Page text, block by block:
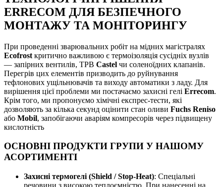
ERRECOM ДЛЯ БЕЗПЕЧНОГО
МОНТАЖУ ТА МОНІТОРИНГУ
При проведенні зварювальних робіт на мідних магістралях
Ecofrost критично важливою є термоізоляція сусідніх вузлів
— запірних вентилів, ТРВ Castel чи соленоїдних клапанів.
Перегрів цих елементів призводить до руйнування
тефлонових ущільнювачів та виходу автоматики з ладу. Для
вирішення цієї проблеми ми постачаємо захисні гелі Errecom.
Крім того, ми пропонуємо хімічні експрес-тести, які
дозволяють за кілька секунд оцінити стан оливи Fuchs Reniso
або Mobil, запобігаючи аваріям компресорів через підвищену
кислотність
ОСНОВНІ ПРОДУКТИ ГРУПИ У НАШОМУ
АСОРТИМЕНТІ
Захисні термогелі (Shield / Stop-Heat): Спеціальні
речовини з високою теплоємністю. При нанесенні на